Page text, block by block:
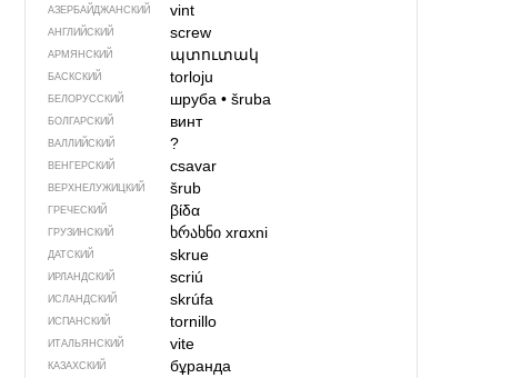
АЗЕРБАЙДЖАН­СКИЙ vint
АНГЛИЙСКИЙ screw
АРМЯНСКИЙ պտուտակ
БАСКСКИЙ torloju
БЕЛОРУССКИЙ шруба• šruba
БОЛГАРСКИЙ винт
ВАЛЛИЙСКИЙ ?
ВЕНГЕРСКИЙ csavar
ВЕРХНЕЛУЖИЦКИЙ šrub
ГРЕЧЕСКИЙ βίδα
ГРУЗИНСКИЙ ხრახნიxrɑxni
ДАТСКИЙ skrue
ИРЛАНДСКИЙ scriú
ИСЛАНДСКИЙ skrúfa
ИСПАНСКИЙ tornillo
ИТАЛЬЯНСКИЙ vite
КАЗАХСКИЙ бұранда